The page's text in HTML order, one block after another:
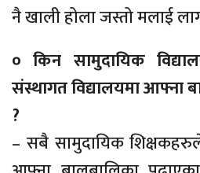
नै खाली होला जस्तो मलाई
० किन सामुदायिक
संस्थागत विद्यालयमा आफ्ना
?
– सबै सामुदायिक